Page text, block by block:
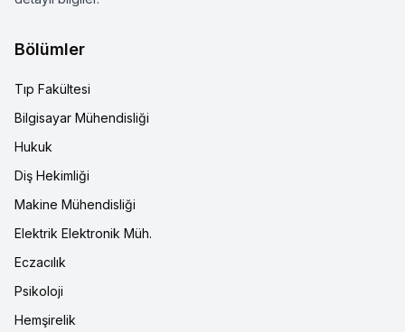
Bölümler
Tıp Fakültesi
Bilgisayar Mühendisliği
Hukuk
Diş Hekimliği
Makine Mühendisliği
Elektrik Elektronik Müh.
Eczacılık
Psikoloji
Hemşirelik